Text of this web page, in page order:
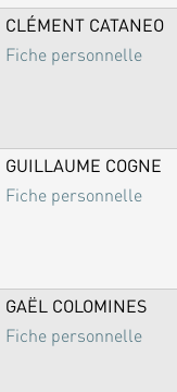
CLÉMENT CATANEO
Fiche personnelle
GUILLAUME COGNE
Fiche personnelle
GAËL COLOMINES
Fiche personnelle